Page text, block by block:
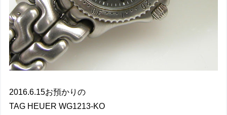
2016.6.15お預かりの
TAG HEUER WG1213-KO